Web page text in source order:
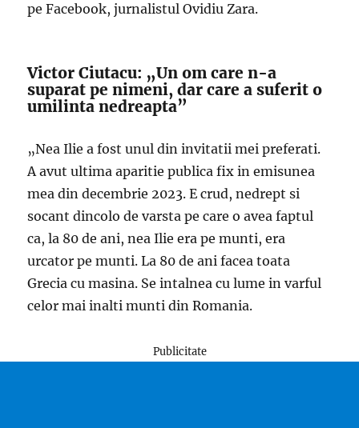
pe Facebook, jurnalistul Ovidiu Zara.
Victor Ciutacu: „Un om care n-a
suparat pe nimeni, dar care a suferit o
umilinta nedreapta”
„Nea Ilie a fost unul din invitatii mei preferati.
A avut ultima aparitie publica fix in emisunea
mea din decembrie 2023. E crud, nedrept si
socant dincolo de varsta pe care o avea faptul
ca, la 80 de ani, nea Ilie era pe munti, era
urcator pe munti. La 80 de ani facea toata
Grecia cu masina. Se intalnea cu lume in varful
celor mai inalti munti din Romania.
Publicitate